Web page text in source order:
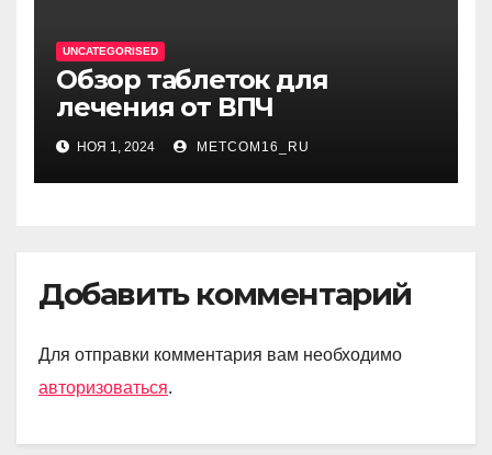
UNCATEGORISED
Обзор таблеток для
лечения от ВПЧ
НОЯ 1, 2024 METCOM16_RU
Добавить комментарий
Для отправки комментария вам необходимо
авторизоваться.